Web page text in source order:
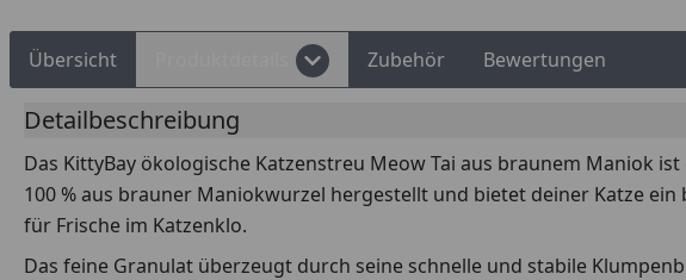
Übersicht Zubehör Bewertungen
Detailbeschreibung
Das KittyBay ökologische Katzenstreu Meow Tai aus braunem Maniok
100 % aus brauner Maniokwurzel hergestellt und bietet deiner Katze
für Frische im Katzenklo.
Das feine Granulat überzeugt durch seine schnelle und stabile